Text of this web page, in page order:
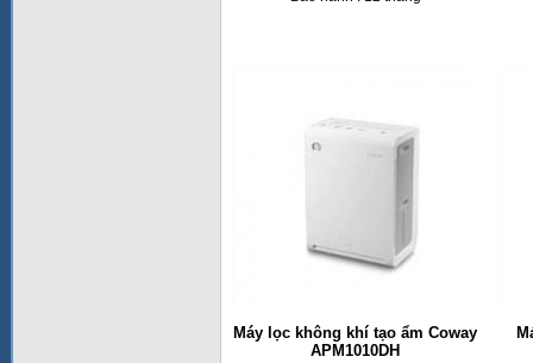
Máy lọc không khí tạo ẩm Coway
APM1010DH